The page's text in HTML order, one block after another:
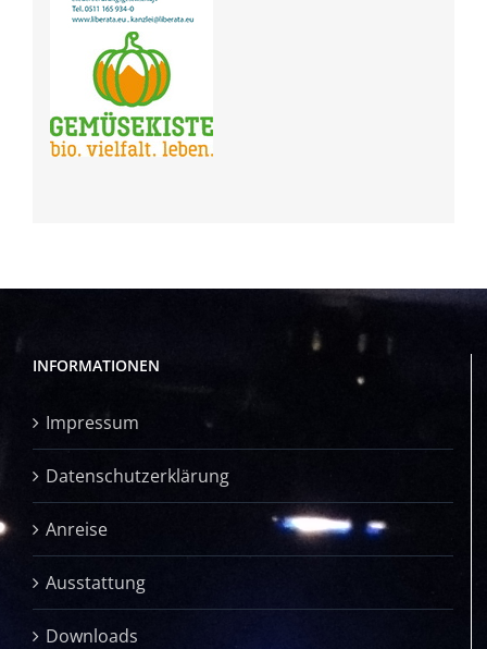
INFORMATIONEN
Impressum
Datenschutzerklärung
Anreise
Ausstattung
Downloads